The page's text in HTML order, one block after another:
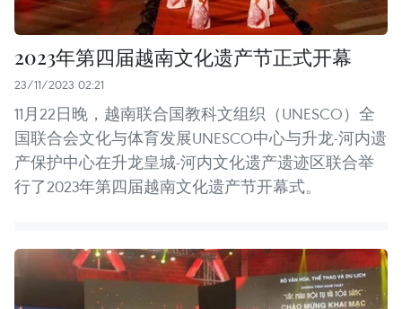
2023年第四届越南文化遗产节正式开幕
23/11/2023 02:21
11月22日晚，越南联合国教科文组织（UNESCO）全
国联合会文化与体育发展UNESCO中心与升龙-河内遗
产保护中心在升龙皇城-河内文化遗产遗迹区联合举
行了2023年第四届越南文化遗产节开幕式。